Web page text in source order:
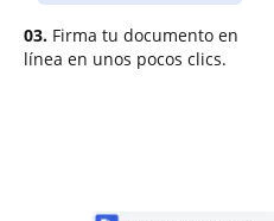
03. Firma tu documento en
línea en unos pocos clics.